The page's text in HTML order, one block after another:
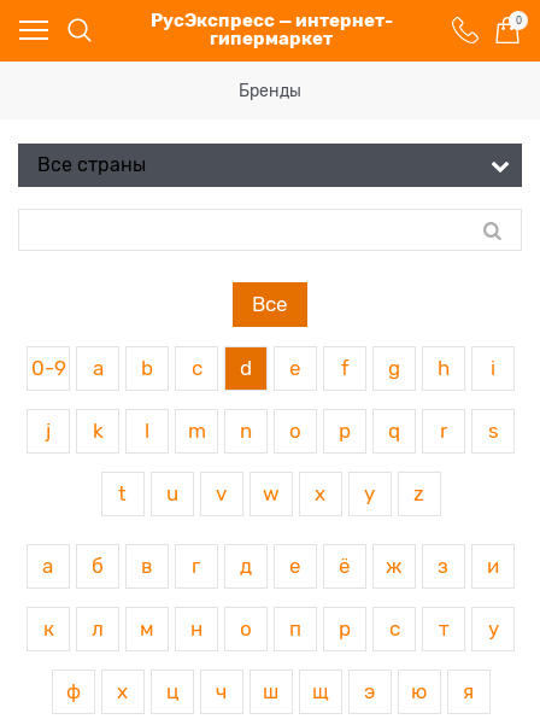
РусЭкспресс — интернет-
гипермаркет
0
Бренды
Все
0-9 a b c d e f g h i
j k m n o p q r s
t u v w x y z
а б в г д е ё ж з и
к л м н о п р с т у
ф х ц ч ш щ э ю я